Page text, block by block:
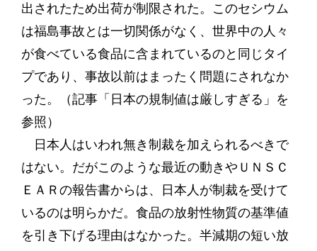
出されたため出荷が制限された。このセシウム
は福島事故とは一切関係がなく、世界中の人々
が食べている食品に含まれているのと同じタイ
プであり、事故以前はまったく問題にされなか
った。（記事「日本の規制値は厳しすぎる」を
参照）
日本人はいわれ無き制裁を加えられるべきで
はない。だがこのような最近の動きやＵＮＳＣ
ＥＡＲの報告書からは、日本人が制裁を受けて
いるのは明らかだ。食品の放射性物質の基準値
を引き下げる理由はなかった。半減期の短い放